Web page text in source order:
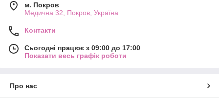
м. Покров
Медична 32, Покров, Україна
Контакти
Сьогодні працює з 09:00 до 17:00
Показати весь графік роботи
Про нас